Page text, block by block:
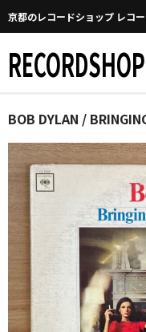
京都のレコードショップ レコ
Home
マイページ
GGについて
買取について
取り置きなどについて
Categories
New Arrivals
BOB DYLAN /